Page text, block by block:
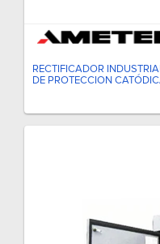
RECTIFICADOR
DE PROTECCION